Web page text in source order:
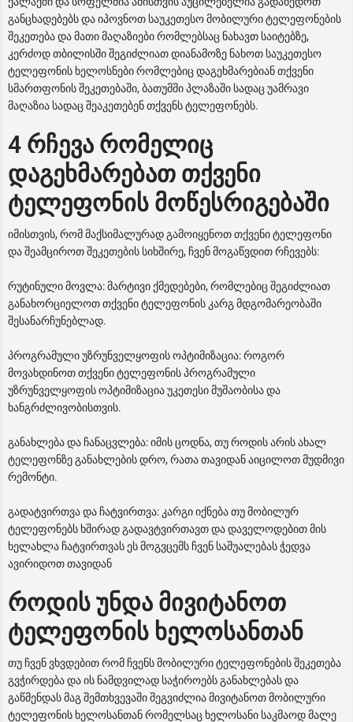
განცხადებებს და იპოვნოთ საუკეთესო მობილური ტელეფონების
შეკეთება და მათი მაღაზიები რომლებსაც ნახავთ საიტებზე,
კერძოდ თბილისში შეგიძლიათ დიანამოზე ნახოთ საუკეთესო
ტელეფონის ხელოსნები რომლებიც დაგეხმარებიან თქვენი
სმართფონის შეკეთებაში, ბათუმში პლაზაში სადაც უამრავი
მაღაზია სადაც შეაკეთებენ თქვენს ტელეფონებს.
4 რჩევა რომელიც
დაგეხმარებათ თქვენი
ტელეფონის მოწესრიგებაში
იმისთვის, რომ მაქსიმალურად გამოიყენოთ თქვენი ტელეფონი
და შეამციროთ შეკეთების სიხშირე, ჩვენ მოგაწვდით რჩევებს:
რუტინული მოვლა: მარტივი ქმედებები, რომლებიც შეგიძლიათ
განახორციელოთ თქვენი ტელეფონის კარგ მდგომარეობაში
შესანარჩუნებლად.
პროგრამული უზრუნველყოფის ოპტიმიზაცია: როგორ
მოვახდინოთ თქვენი ტელეფონის პროგრამული
უზრუნველყოფის ოპტიმიზაცია უკეთესი მუშაობისა და
ხანგრძლივობისთვის.
განახლება და ჩანაცვლება: იმის ცოდნა, თუ როდის არის ახალ
ტელეფონზე განახლების დრო, რათა თავიდან აიცილოთ მუდმივი
რემონტი.
გადატვირთვა და ჩატვირთვა: კარგი იქნება თუ მობილურ
ტელეფონებს ხშირად გადავტვირთავთ და დაველოდებით მის
ხელახლა ჩატვირთვას ეს მოგვცემს ჩვენ საშუალებას ჭედვა
ავირიდოთ თავიდან
როდის უნდა მივიტანოთ
ტელეფონის ხელოსანთან
თუ ჩვენ ვხვდებით რომ ჩვენს მობილური ტელეფონების შეკეთება
გვჭირდება და ის ნამდვილად საჭიროებს განახლებას და
გაწმენდას მაგ შემთხვევაში შეგვიძლია მივიტანოთ მობილური
ტელეფონის ხელოსანთან რომელსაც ხელოსანი საკმაოდ მალე